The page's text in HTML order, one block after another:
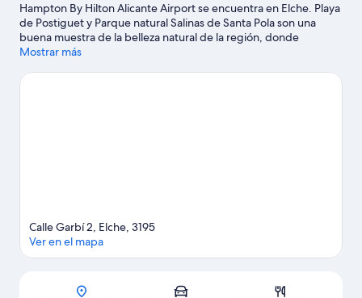
Hampton By Hilton Alicante Airport se encuentra en Elche. Playa
de Postiguet y Parque natural Salinas de Santa Pola son una
buena muestra de la belleza natural de la región, donde
también puedes acercarte a atractivos turísticos como Cactus
Jardín Huerto del Cura también merecen la pena.
Mostrar más
Mapa
Calle Garbí 2, Elche, 3195
Ver en el mapa